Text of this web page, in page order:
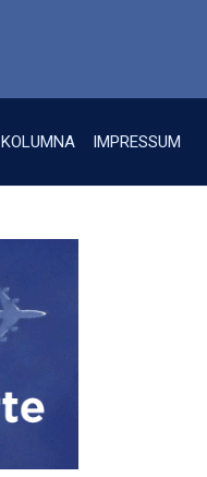
KOLUMNA IMPRESSUM